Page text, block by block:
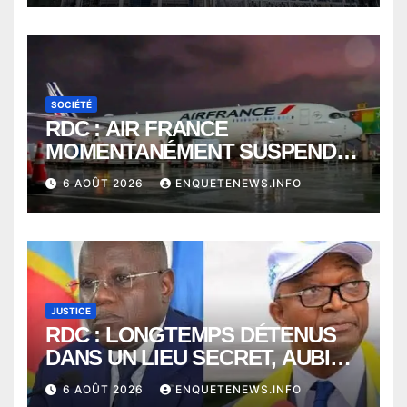
SOCIÉTÉ
RDC : AIR FRANCE
MOMENTANÉMENT SUSPENDU
ENTRE KINSHASA ET PARIS ?
6 AOÛT 2026 ENQUETENEWS.INFO
JUSTICE
RDC : LONGTEMPS DÉTENUS
DANS UN LIEU SECRET, AUBIN
MINAKU ET EMMANUEL
6 AOÛT 2026 ENQUETENEWS.INFO